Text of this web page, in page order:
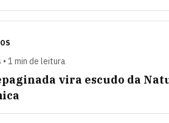
• 1 min de leitura
vira escudo da